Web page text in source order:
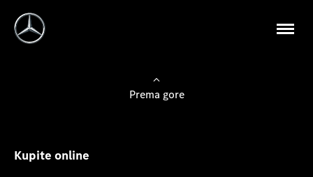
Prema gore
Kupite online